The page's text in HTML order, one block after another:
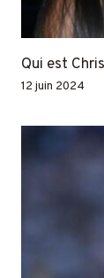
Qui est
12 juin 2024